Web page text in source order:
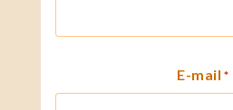
E-mail *